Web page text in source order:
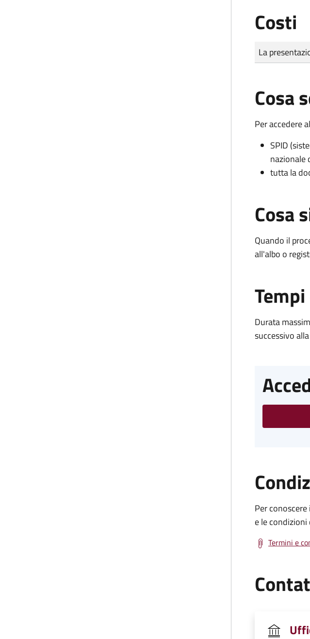
Costi
Tipo di
Importo
La
Cosa
Per accedere
SPID
nazionale
tutta la
Cosa
Quando il
all'albo o
Durata
successivo
Per
e le condizioni
Termini e